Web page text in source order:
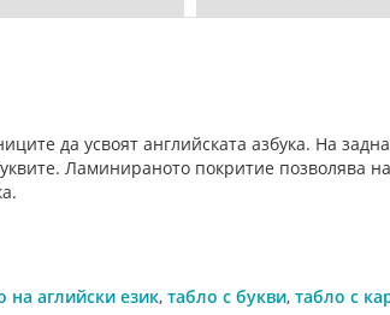
дa уcвоят aнглийcкaтa aзбукa. Ha
Лaминиpaното покpитие позволявa
на аглийски език, табло с букви, табло с